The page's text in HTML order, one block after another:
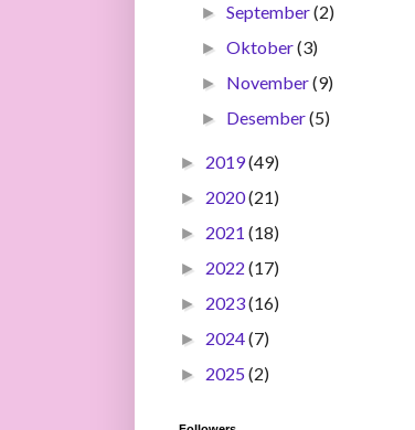
►September(2)
►Oktober(3)
► November(9)
► Desember(5)
► 2019(49)
► 2020(21)
► 2021 (18)
► 2022 (17)
► 2023(16)
► 2024(7)
► 2025(2)